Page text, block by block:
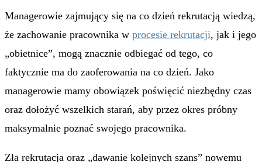
Managerowie zajmujący się na co dzień rekrutacją wiedzą,
że zachowanie pracownika w procesie rekrutacji, jak i jego
„obietnice”, mogą znacznie odbiegać od tego, co
faktycznie ma do zaoferowania na co dzień. Jako
managerowie mamy obowiązek poświęcić niezbędny czas
oraz dołożyć wszelkich starań, aby przez okres próbny
maksymalnie poznać swojego pracownika.
Zła rekrutacja oraz „dawanie kolejnych szans” nowemu